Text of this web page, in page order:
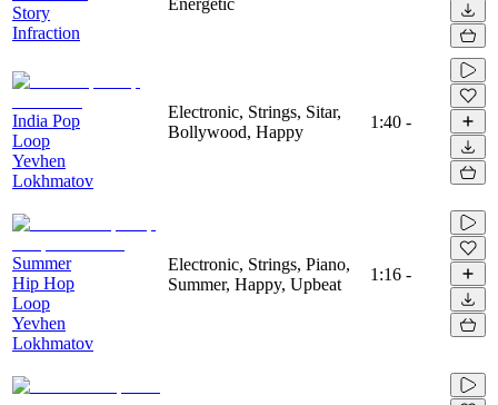
Story
Infraction
India Pop
Loop
Yevhen
Lokhmatov
Electronic, Strings, Sitar,
Bollywood, Happy
1:40 -
Summer
Hip Hop
Loop
Yevhen
Lokhmatov
Electronic, Strings, Piano,
Summer, Happy, Upbeat
1:16 -